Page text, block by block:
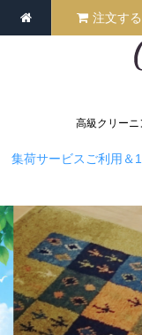
高級クリーニ
注文する
集荷サービスご利用＆